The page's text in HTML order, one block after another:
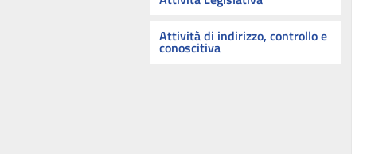
Attività di indirizzo, controllo e
conoscitiva